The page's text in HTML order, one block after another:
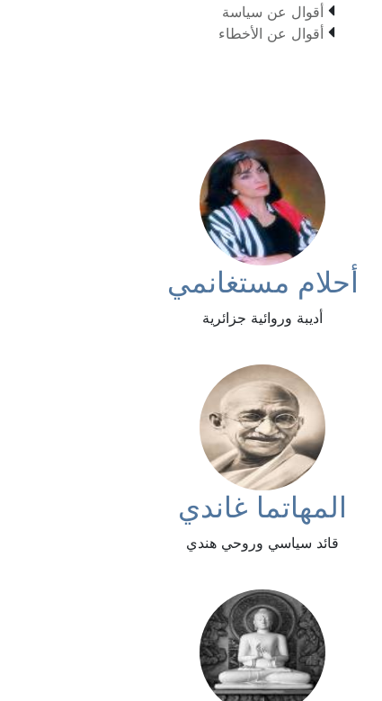
 أقوال عن سياسة
 أقوال عن الأخطاء
أحلام مستغانمي
أديبة وروائية جزائرية
المهاتما غاندي
قائد سياسي وروحي هندي